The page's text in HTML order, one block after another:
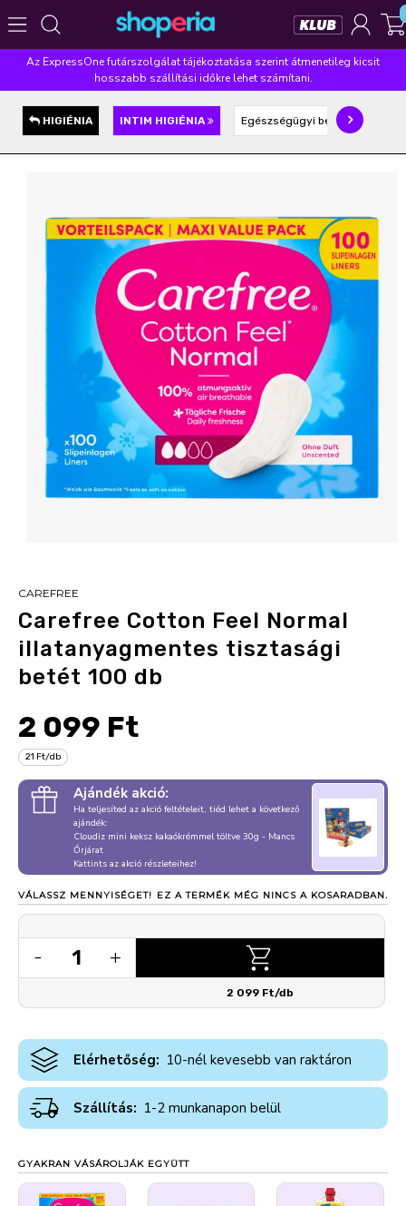
Népszerű kategóriák
Szépségápolás Élelmiszer Mosás Mosogatás
Takarítás Baba-mama Háztartás
Népszerű keresések
leukoplast ariel pampers
Az ExpressOne futárszolgálat tájékoztatása szerint átmenetileg kicsit
hosszabb szállítási időkre lehet számítani.
HIGIÉNIA INTIM HIGIÉNIA Egészségügyi betét
CAREFREE
Carefree Cotton Feel Normal
illatanyagmentes tisztasági
betét 100 db
2 099 Ft
21 Ft/db
Ajándék akció:
Ha teljesíted az akció feltételeit, tiéd lehet a következő
ajándék:
Cloudiz mini keksz kakaókrémmel töltve 30g - Mancs
Őrjárat
Kattints az akció részleteihez!
VÁLASSZ MENNYISÉGET! EZ A TERMÉK MÉG NINCS A KOSARADBAN.
- 1 +
2 099 Ft/db
Elérhetőség: 10-nél kevesebb van raktáron
Szállítás: 1-2 munkanapon belül
GYAKRAN VÁSÁROLJÁK EGYÜTT